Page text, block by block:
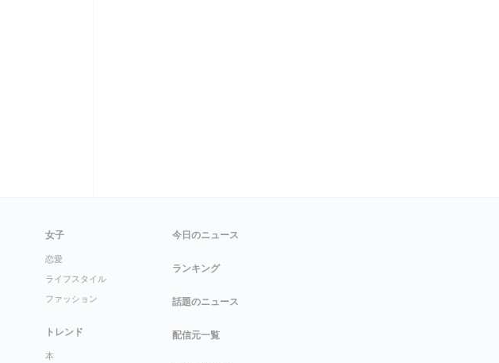
女子
恋愛
ライフスタイル
ファッション
トレンド
本
今日のニュース
ランキング
話題のニュース
配信元一覧